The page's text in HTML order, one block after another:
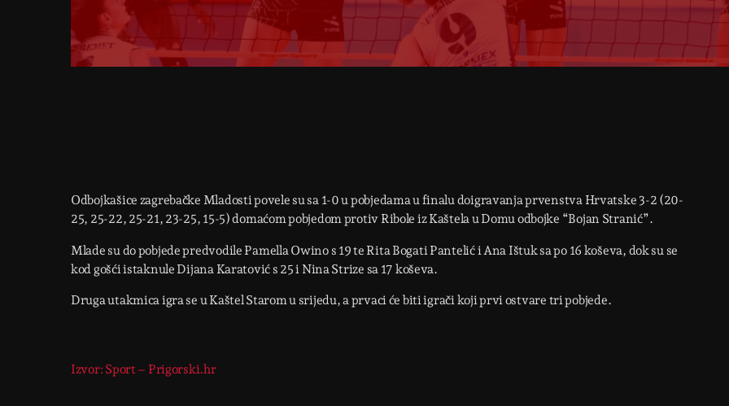
Odbojkašice zagrebačke Mladosti povele su sa 1-0 u pobjedama u finalu doigravanja prvenstva Hrvatske 3-2 (20-
25, 25-22, 25-21, 23-25, 15-5) domaćom pobjedom protiv Ribole iz Kaštela u Domu odbojke “Bojan Stranić”.
Mlade su do pobjede predvodile Pamella Owino s 19 te Rita Bogati Pantelić i Ana Ištuk sa po 16 koševa, dok su se
kod gošći istaknule Dijana Karatović s 25 i Nina Strize sa 17 koševa.
Druga utakmica igra se u Kaštel Starom u srijedu, a prvaci će biti igrači koji prvi ostvare tri pobjede.
Izvor: Sport – Prigorski.hr